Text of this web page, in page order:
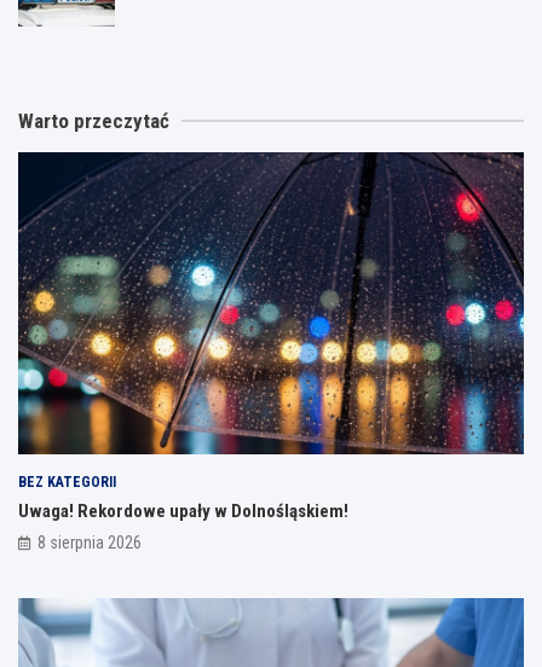
Warto przeczytać
BEZ KATEGORII
Uwaga! Rekordowe upały w Dolnośląskiem!
8 sierpnia 2026